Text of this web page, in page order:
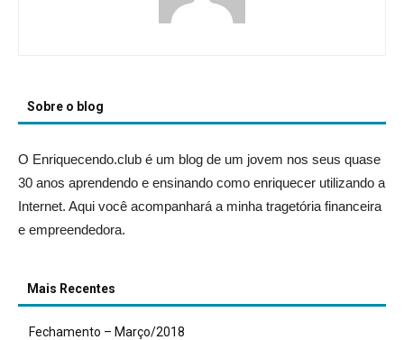
Sobre o blog
O Enriquecendo.club é um blog de um jovem nos seus quase
30 anos aprendendo e ensinando como enriquecer utilizando a
Internet. Aqui você acompanhará a minha tragetória financeira
e empreendedora.
Mais Recentes
Fechamento – Março/2018